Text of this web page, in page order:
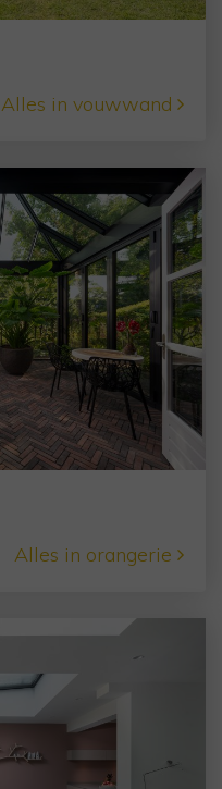
Alles in vouwwand
Alles in orangerie